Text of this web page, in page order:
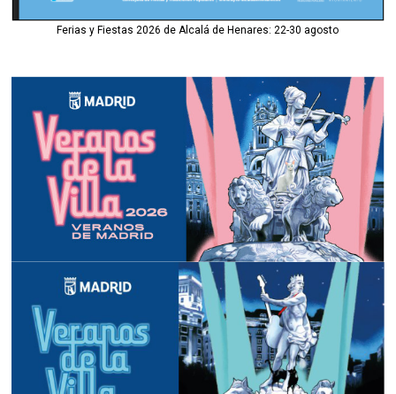
Ferias y Fiestas 2026 de Alcalá de Henares: 22-30 agosto